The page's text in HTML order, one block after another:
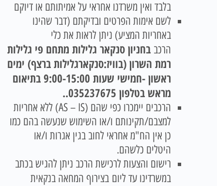
בלבד ואין משרדנו אחראי על אמיתותם או דיוקם
לשם אימות הפרטים ובדיקתם (דבר שהינו
באחריות המציע) ניתן לראות את כלי
הרכב בחניון סנקאר גלילות מתחם פי גלילות
רמת השרון (בוויז:סנקארגלילות ברצף) ימים
ראשון -חמישי שעות 9:00-15:00 בתיאום
מראש בטלפון 035237675.
.
הרכבים יימכרו כפי שהם (AS – IS) ללא אחריות
למצבם/תקינותם ו/או השימוש שנעשה בהם כמו
כן אין הח"מ אחראי לחוב בגין אגרות ו/או
היטלים כלשהם.
רישום והצעות לרכישת הרכב ניתן להגיש בכתב
במשרדינו עד ליום בצירוף המחאה בנקאית